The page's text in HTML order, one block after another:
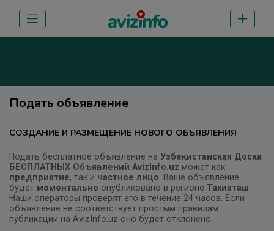
Подать объявление
СОЗДАНИЕ И РАЗМЕЩЕНИЕ НОВОГО ОБЪЯВЛЕНИЯ
Подать бесплатное объявление на Узбекистанская Доска
БЕСПЛАТНЫХ Объявлений AvizInfo.uz может как
предприятие, так и частное лицо. Ваше объявление
будет моментально опубликовано в регионе Тахиаташ.
Наши операторы проверят его в течение 24 часов. Если
объявление не соответствует простым правилам
публикации на AvizInfo.uz оно будет отклонено.